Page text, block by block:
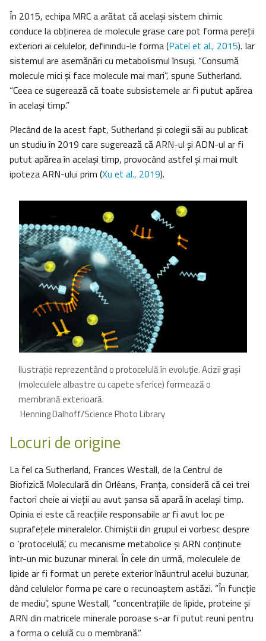
În 2015, echipa MRC a arătat că același sistem chimic
conduce la obţinerea de molecule grase care pot forma pereții
exteriori ai celulelor, definindu-le forma (Patel et al., 2015). Iar
sistemul are asemănări cu metabolismul însuși. “Consumă
molecule mici și face molecule mai mari”, spune Sutherland.
“Ceea ce sugerează că toate subsistemele ar fi putut apărea
în același timp.”
Plecând de la acest fapt, Sutherland și colegii săi au publicat
un studiu în 2019 care sugerează că ARN-ul și ADN-ul ar fi
putut apărea în același timp, provocând astfel și mai mult
ipoteza ARN-ului prim (Xu et al., 2019).
Ilustraţie reprezentând o protocelulă în evoluție. Acizii grași
(moleculele albastre cu capete sferice) formează o
membrană exterioară.
Henning Dalhoff/Science Photo Library
Locuri de origine
La fel ca Sutherland, Frances Westall, de la Centrul de
Biofizică Moleculară din Orléans, Franța, consideră că cei trei
factori cheie ai vieții au avut şansa să apară în același timp.
Opinia ei este că reacțiile responsabile ar fi avut loc pe
suprafețele mineralelor. Chimiștii din grupul ei vorbesc despre
o ‘protocelulă’, cu mecanisme metabolice și ARN conținute
într-un mic buzunar mineral. În cele din urmă, moleculele de
lipide ar fi format un perete exterior înăuntrul acelui buzunar,
dând celulelor forma pe care o recunoaștem astăzi. “În funcție
de mediu”, spune Westall, “concentrațiile de lipide, proteine și
ARN din matricele minerale poroase s-ar fi putut reuni pentru
a forma o celulă cu o membrană.”